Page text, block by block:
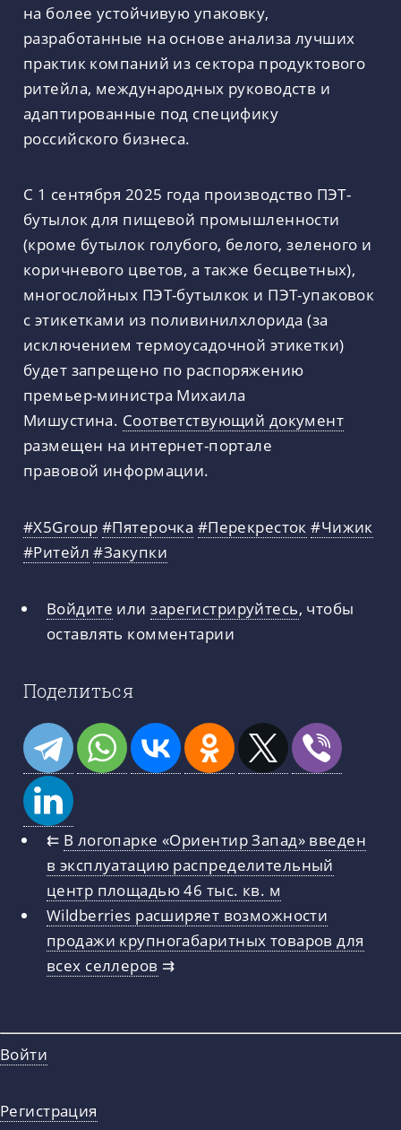
на более устойчивую упаковку,
разработанные на основе анализа лучших
практик компаний из сектора продуктового
ритейла, международных руководств и
адаптированные под специфику
российского бизнеса.
С 1 сентября 2025 года производство ПЭТ-
бутылок для пищевой промышленности
(кроме бутылок голубого, белого, зеленого и
коричневого цветов, а также бесцветных),
многослойных ПЭТ-бутылкок и ПЭТ-упаковок
с этикетками из поливинилхлорида (за
исключением термоусадочной этикетки)
будет запрещено по распоряжению
премьер-министра Михаила
Мишустина. Соответствующий документ
размещен на интернет-портале
правовой информации.
#Х5Group #Пятерочка #Перекресток #Чижик
#Ритейл #Закупки
Войдите илизарегистрируйтесь, чтобы
оставлять комментарии
Поделиться
⇇ В логопарке «Ориентир Запад» введен
в эксплуатацию распределительный
центр площадью 46 тыс. кв. м
Wildberries расширяет возможности
продажи крупногабаритных товаров для
всех селлеров ⇉
Войти
Регистрация